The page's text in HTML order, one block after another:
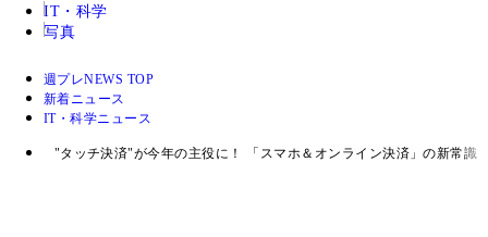
IT・科学
写真
週プレNEWS TOP
新着ニュース
IT・科学ニュース
"タッチ決済"が今年の主役に！ 「スマホ＆オンライン決済」の新常識